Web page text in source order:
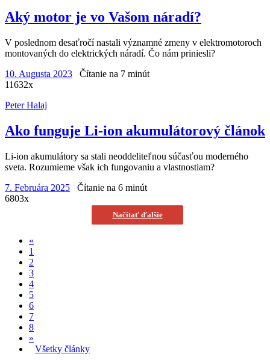
Aký motor je vo Vašom náradí?
V poslednom desaťročí nastali významné zmeny v elektromotoroch
montovaných do elektrických náradí. Čo nám priniesli?
10. Augusta 2023
Čítanie na 7 minút
11632x
Peter Halaj
Ako funguje Li-ion akumulátorový článok
Li-ion akumulátory sa stali neoddeliteľnou súčasťou moderného
sveta. Rozumieme však ich fungovaniu a vlastnostiam?
7. Februára 2025
Čítanie na 6 minút
6803x
Načítať ďalšie
«
1
2
3
4
5
6
7
8
»
Všetky články